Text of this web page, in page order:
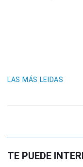
LAS MÁS LEIDAS
TE PUEDE